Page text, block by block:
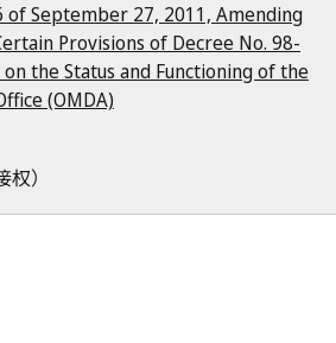
of September 27, 2011, Amending
Provisions of Decree No. 98-
on the Status and Functioning of the
(OMDA)
）